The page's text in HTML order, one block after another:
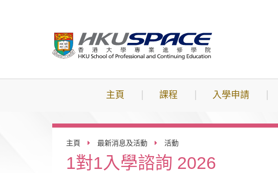
主頁 課程 入學申請
主頁 最新消息及活動 活動
1對1入學諮詢 2026